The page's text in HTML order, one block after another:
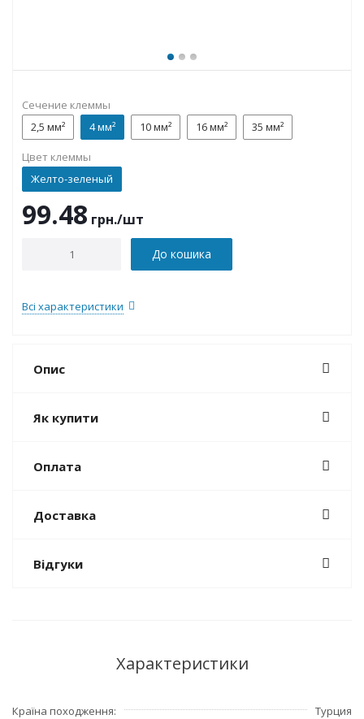
Сечение клеммы
2,5 мм²
4 мм² 10 мм² 16 мм² 35 мм²
Цвет клеммы
Желто-зеленый
99.48 грн./шт
До кошика
Всі характеристики
Опис
Як купити
Оплата
Доставка
Відгуки
Характеристики
Країна походження
Турция